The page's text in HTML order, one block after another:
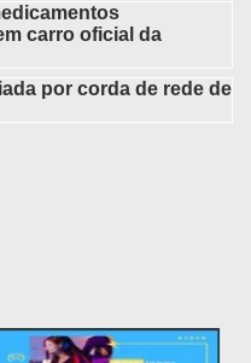
carro oficial da
por corda de rede de